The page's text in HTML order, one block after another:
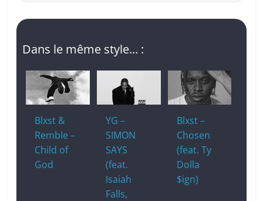
Dans le même style... :
Blxst &
Remble –
Child of
God
YG –
SIMON
SAYS
(feat.
Isaiah
Falls,
Blxst –
Chosen
(feat. Ty
Dolla
$ign)